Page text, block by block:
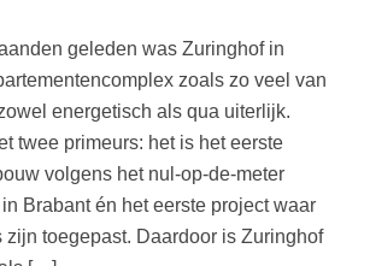
geleden was Zuringhof in
zoals zo veel van
energetisch als qua uiterlijk.
twee primeurs: het is het eerste
volgens het nul-op-de-meter
Brabant én het eerste project waar
zijn toegepast. Daardoor is Zuringhof